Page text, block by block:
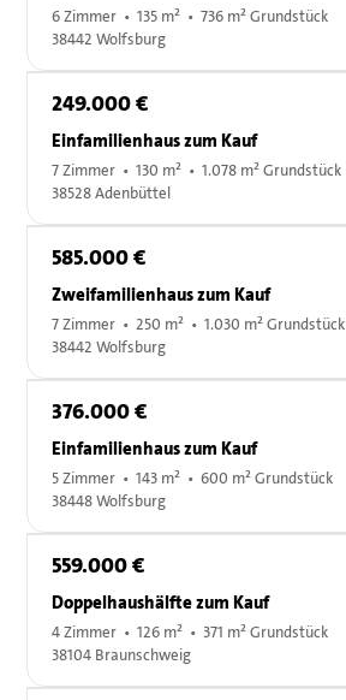
6 Zimmer • 135 m² • 736 m² Grundstück
38442 Wolfsburg
249.000 €
Einfamilienhaus zum Kauf
7 Zimmer • 130 m² • 1.078 m² Grundstück
38528 Adenbüttel
585.000 €
Zweifamilienhaus zum Kauf
7 Zimmer • 250 m² • 1.030 m² Grundstück
38442 Wolfsburg
376.000 €
Einfamilienhaus zum Kauf
5 Zimmer • 143 m² • 600 m² Grundstück
38448 Wolfsburg
559.000 €
Doppelhaushälfte zum Kauf
4 Zimmer • 126 m² • 371 m² Grundstück
38104 Braunschweig